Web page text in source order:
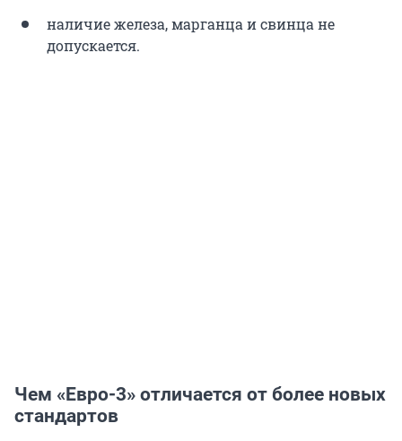
наличие железа, марганца и свинца не
допускается.
Чем «Евро-3» отличается от более новых
стандартов